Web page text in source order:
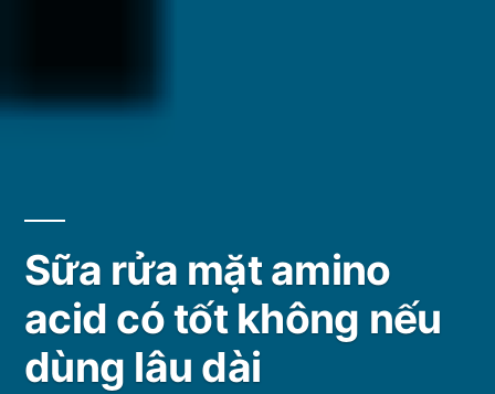
Sữa rửa mặt amino
acid có tốt không nếu
dùng lâu dài